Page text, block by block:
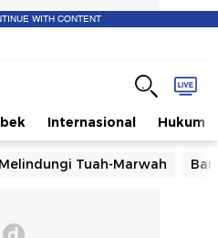
WITH CONTENT
Internasional Hukum
Melindungi Tuah-Marwah